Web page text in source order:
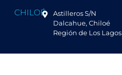
CHILOÉ
Astilleros S/N
Dalcahue, Chiloé
Región de Los Lagos